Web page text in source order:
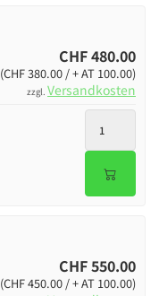
CHF 480.00
(CHF 380.00 / + AT 100.00)
zzgl. Versandkosten
CHF 550.00
(CHF 450.00 / + AT 100.00)